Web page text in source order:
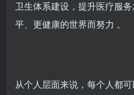
卫生体系建设，提升医疗服
平、更健康的世界而努力 。
从个人层面来说，每个人都